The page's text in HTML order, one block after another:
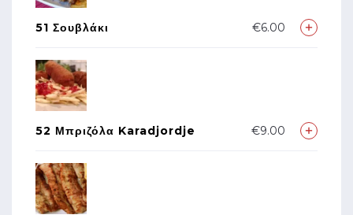
51 Σουβλάκι €6.00
52 Μπριζόλα Karadjordje €9.00